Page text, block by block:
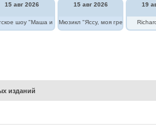
15 авг 2026
шоу "Маша и Медведь в цирке"
15 авг 2026
Мюзикл "Яссу, моя греческая
19
изданий